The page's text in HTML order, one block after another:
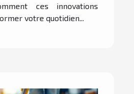
ces innovations
votre quotidien...